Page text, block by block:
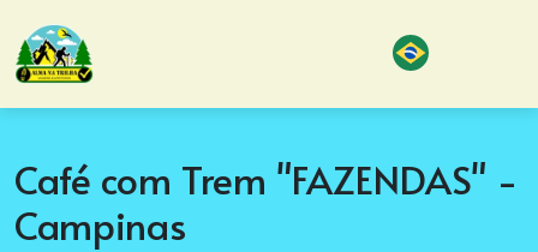
Café com Trem "FAZENDAS" -
Campinas